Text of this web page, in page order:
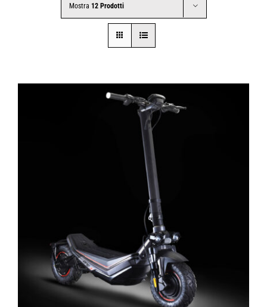
CONTATTI
ACCOUNT
CARRELLO
Mostra 12 Prodotti